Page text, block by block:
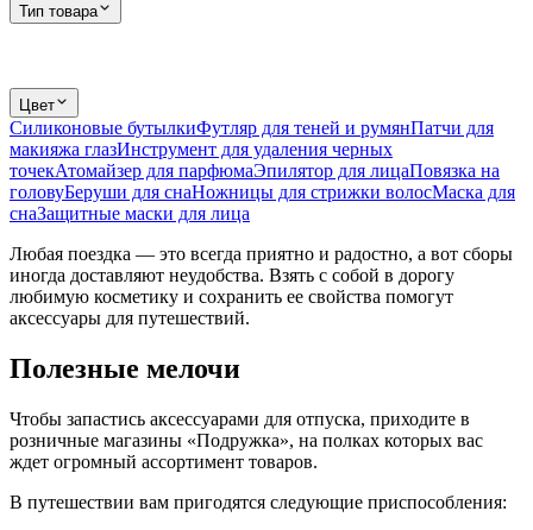
Тип товара
Цвет
Силиконовые бутылкиФутляр для теней и румянПатчи для
макияжа глазИнструмент для удаления черных
точекАтомайзер для парфюмаЭпилятор для лицаПовязка на
головуБеруши для снаНожницы для стрижки волосМаска для
снаЗащитные маски для лица
Любая поездка — это всегда приятно и радостно, а вот сборы
иногда доставляют неудобства. Взять с собой в дорогу
любимую косметику и сохранить ее свойства помогут
аксессуары для путешествий.
Полезные мелочи
Чтобы запастись аксессуарами для отпуска, приходите в
розничные магазины «Подружка», на полках которых вас
ждет огромный ассортимент товаров.
В путешествии вам пригодятся следующие приспособления: